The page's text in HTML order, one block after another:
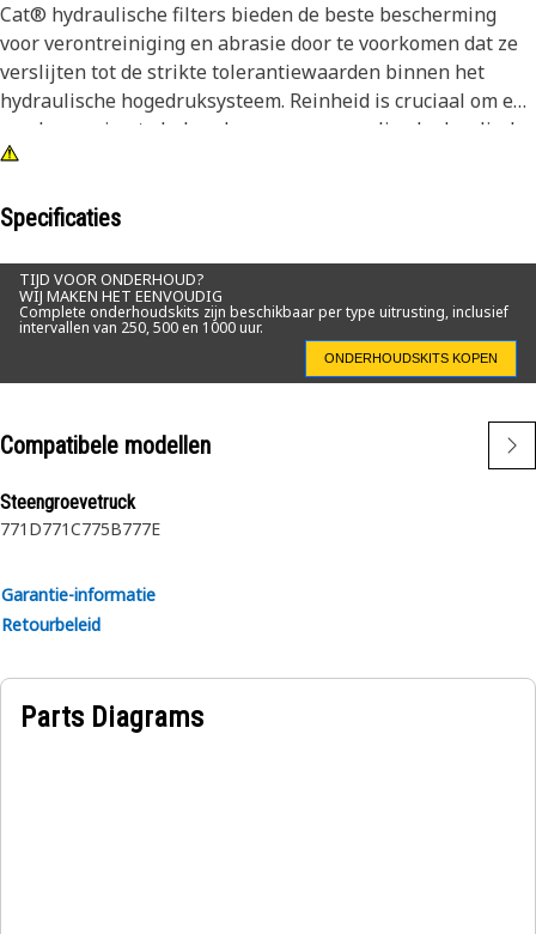
Cat® hydraulische filters bieden de beste bescherming
voor verontreiniging en abrasie door te voorkomen dat ze
verslijten tot de strikte tolerantiewaarden binnen het
hydraulische hogedruksysteem. Reinheid is cruciaal om een
goede smering te behouden van uw gevoelige hydraulische
inrichting.
Specificaties
TIJD VOOR ONDERHOUD?
WIJ MAKEN HET EENVOUDIG
Complete onderhoudskits zijn beschikbaar per type uitrusting, inclusief
intervallen van 250, 500 en 1000 uur.
ONDERHOUDSKITS KOPEN
Compatibele modellen
Steengroevetruck
771D771C775B777E
Garantie-informatie
Retourbeleid
Parts Diagrams